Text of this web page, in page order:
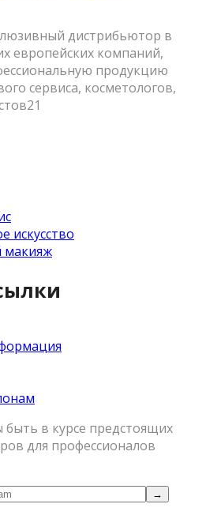
дистрибьютор в
европейских компаний,
продукцию
сервиса, косметологов,
искусство
макияж
в курсе предстоящих
для профессионалов